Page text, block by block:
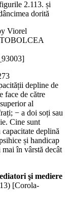
2.113. și
dorită
Viorel
depline de
face de către
al
− a doi soți sau
Cine sunt
capacitate deplină
și handicap
în vârstă decât
şi mediere
) [Corola-